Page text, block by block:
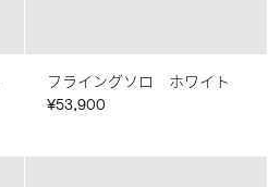
フライングソロ ホワイト
¥53,900